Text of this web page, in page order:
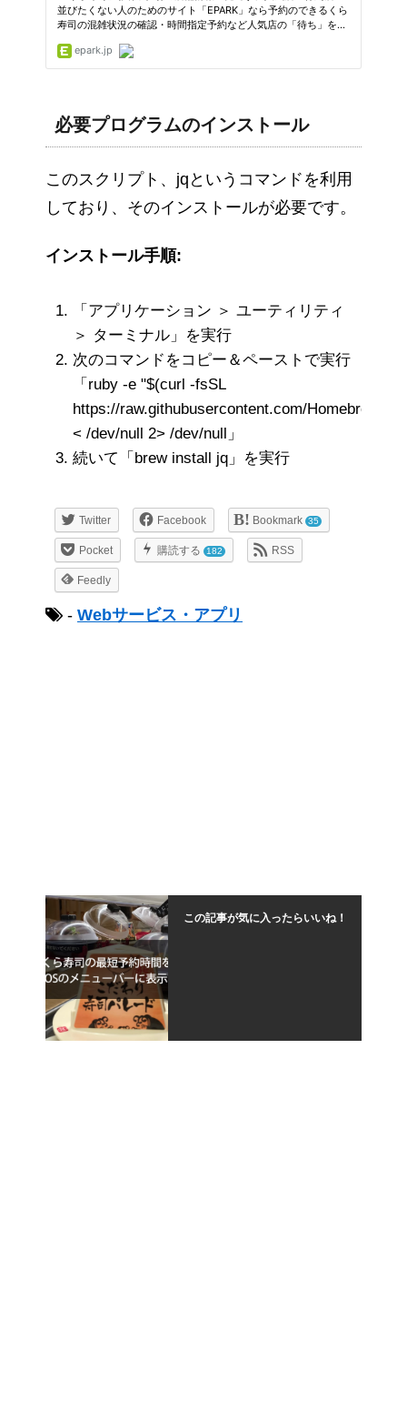
必要プログラムのインストール
このスクリプト、jqというコマンドを利用
しており、そのインストールが必要です。
インストール手順:
「アプリケーション ＞ ユーティリティ
＞ ターミナル」を実行
次のコマンドをコピー＆ペーストで実行
「ruby -e "$(curl -fsSL
https://raw.githubusercontent.com/Homebrew/
< /dev/null 2> /dev/null」
続いて「brew install jq」を実行
Twitter Facebook Bookmark 35
Pocket 購読する 182 RSS
Feedly
- Webサービス・アプリ
この記事が気に入ったらいいね！